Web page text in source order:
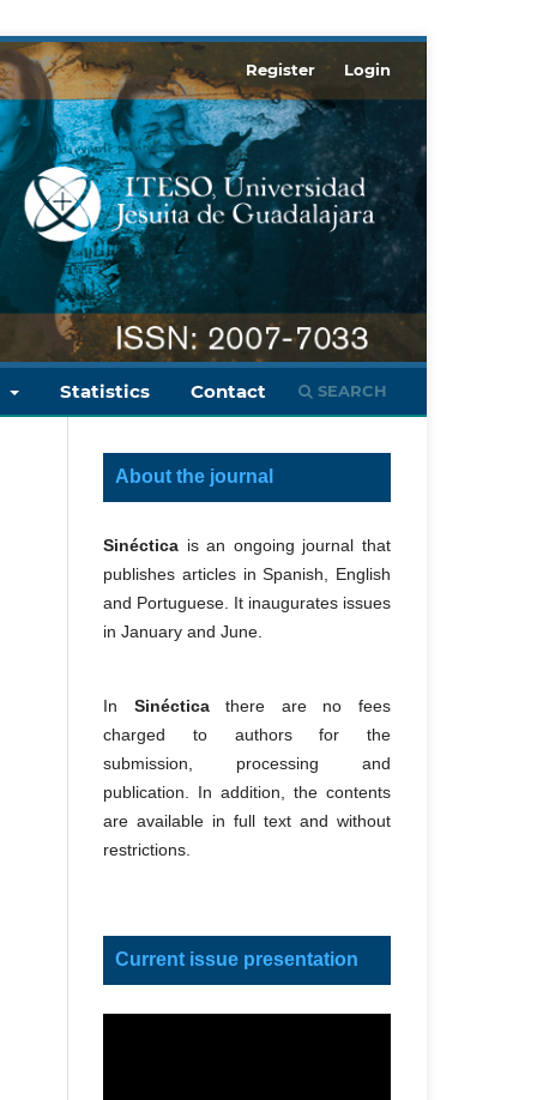
Statistics Contact SEARCH
Register Login
About the journal
Sinéctica is an ongoing journal that
publishes articles in Spanish, English
and Portuguese. It inaugurates issues
in January and June.
In Sinécticathere are no fees
charged to authors for the
submission, processing and
publication. In addition, the contents
are available in full text and without
restrictions.
Current issue presentation